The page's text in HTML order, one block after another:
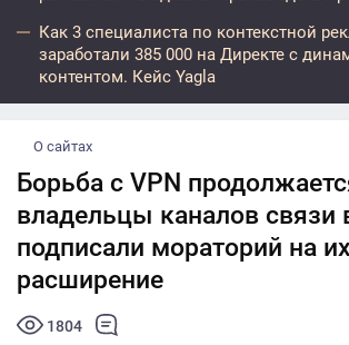
Как 3 специалиста по контекстной
заработали 385 000 на Директе с
контентом. Кейс Yagla
О сайтах
Борьба с VPN
владельцы каналов связи
подписали мораторий на их
расширение
1804